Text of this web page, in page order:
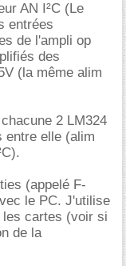
AN I²C (Le
entrées
de l'ampli op
des
(la même alim
2 LM324
entre elle (alim
(appelé F-
le PC. J'utilise
les cartes (voir si
de la